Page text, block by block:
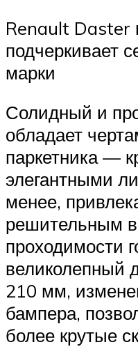
Renault Daster
подчеркивает
марки
Солидный и
обладает
паркетника —
элегантными
менее,
решительным
проходимости
великолепный
210 мм,
бампера,
более крутые